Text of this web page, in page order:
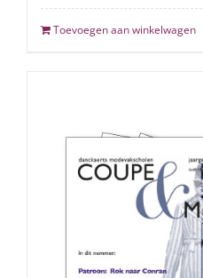
Toevoegen aan winkelwagen